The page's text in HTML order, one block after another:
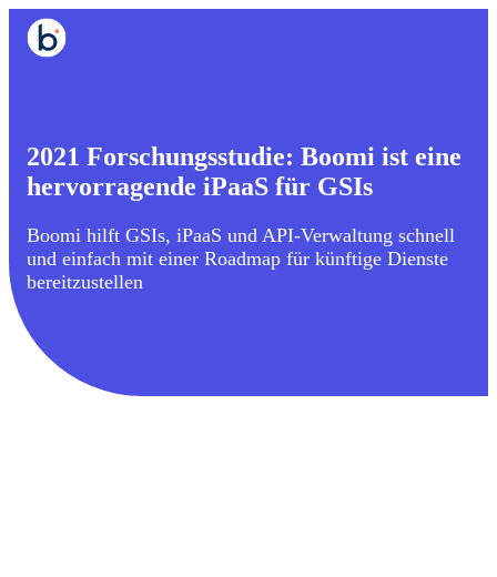
2021 Forschungsstudie: Boomi ist eine
hervorragende iPaaS für GSIs
Boomi hilft GSIs, iPaaS und API-Verwaltung schnell
und einfach mit einer Roadmap für künftige Dienste
bereitzustellen